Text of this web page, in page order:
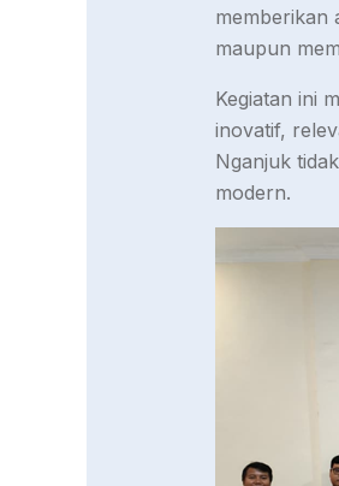
memberikan
maupun
Kegiatan ini
inovatif,
Nganjuk
modern.